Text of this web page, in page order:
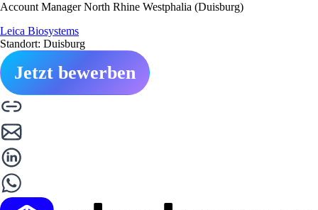
Account Manager North Rhine Westphalia (Duisburg)
Leica Biosystems
Standort: Duisburg
Jetzt bewerben